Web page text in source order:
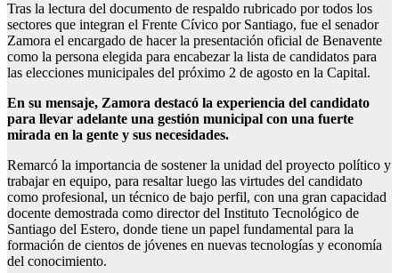
Tras la lectura del documento de respaldo rubricado por todos los
sectores que integran el Frente Cívico por Santiago, fue el senador
Zamora el encargado de hacer la presentación oficial de Benavente
como la persona elegida para encabezar la lista de candidatos para
las elecciones municipales del próximo 2 de agosto en la Capital.
En su mensaje, Zamora destacó la experiencia del candidato
para llevar adelante una gestión municipal con una fuerte
mirada en la gente y sus necesidades.
Remarcó la importancia de sostener la unidad del proyecto político y
trabajar en equipo, para resaltar luego las virtudes del candidato
como profesional, un técnico de bajo perfil, con una gran capacidad
docente demostrada como director del Instituto Tecnológico de
Santiago del Estero, donde tiene un papel fundamental para la
formación de cientos de jóvenes en nuevas tecnologías y economía
del conocimiento.